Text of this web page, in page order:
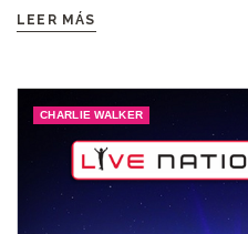
LEER MÁS
CHARLIE WALKER